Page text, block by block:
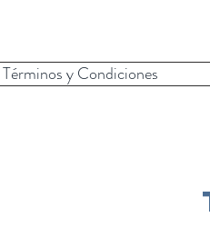
Términos y Condiciones